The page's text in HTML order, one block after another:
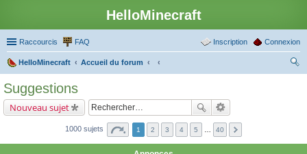
HelloMinecraft
Raccourcis FAQ Connexion
Inscription
HelloMinecraft
Accueil du forum
Suggestions
Nouveau sujet
1000 sujets 1 2 3 4 5 40